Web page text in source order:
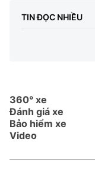
TIN ĐỌC NHIỀU
360° xe
Đánh giá xe
Bảo hiểm xe
Video